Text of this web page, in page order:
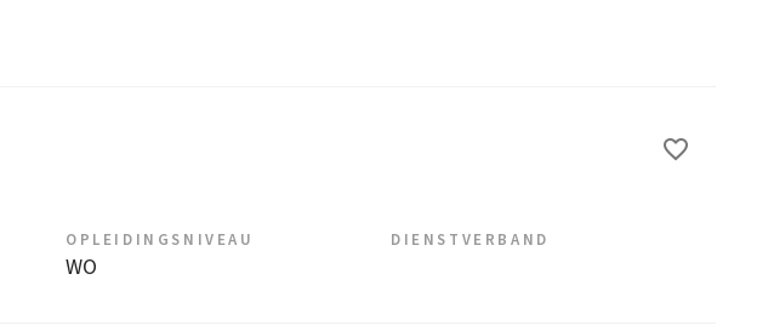
OPLEIDINGSNIVEAU
WO
DIENSTVERBAND